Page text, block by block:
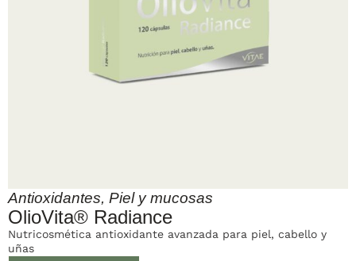
Antioxidantes, Piel y mucosas
OlioVita® Radiance
Nutricosmética antioxidante avanzada para piel, cabello y
uñas